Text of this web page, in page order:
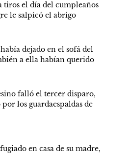
tiros el día del cumpleaños
le salpicó el abrigo
dejado en el sofá del
a ella habían querido
falló el tercer disparo,
los guardaespaldas de
en casa de su madre,